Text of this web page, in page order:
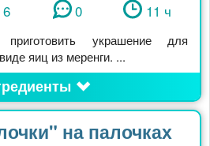
6 0 11 ч
украшение для
яиц из меренги. ...
на палочках